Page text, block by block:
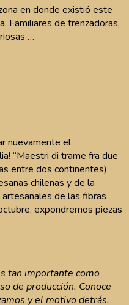
en donde existió este
Familiares de trenzadoras,
…
nuevamente el
“Maestri di trame fra due
entre dos continentes)
chilenas y de la
de las fibras
expondremos piezas
tan importante como
de producción. Conoce
y el motivo detrás.